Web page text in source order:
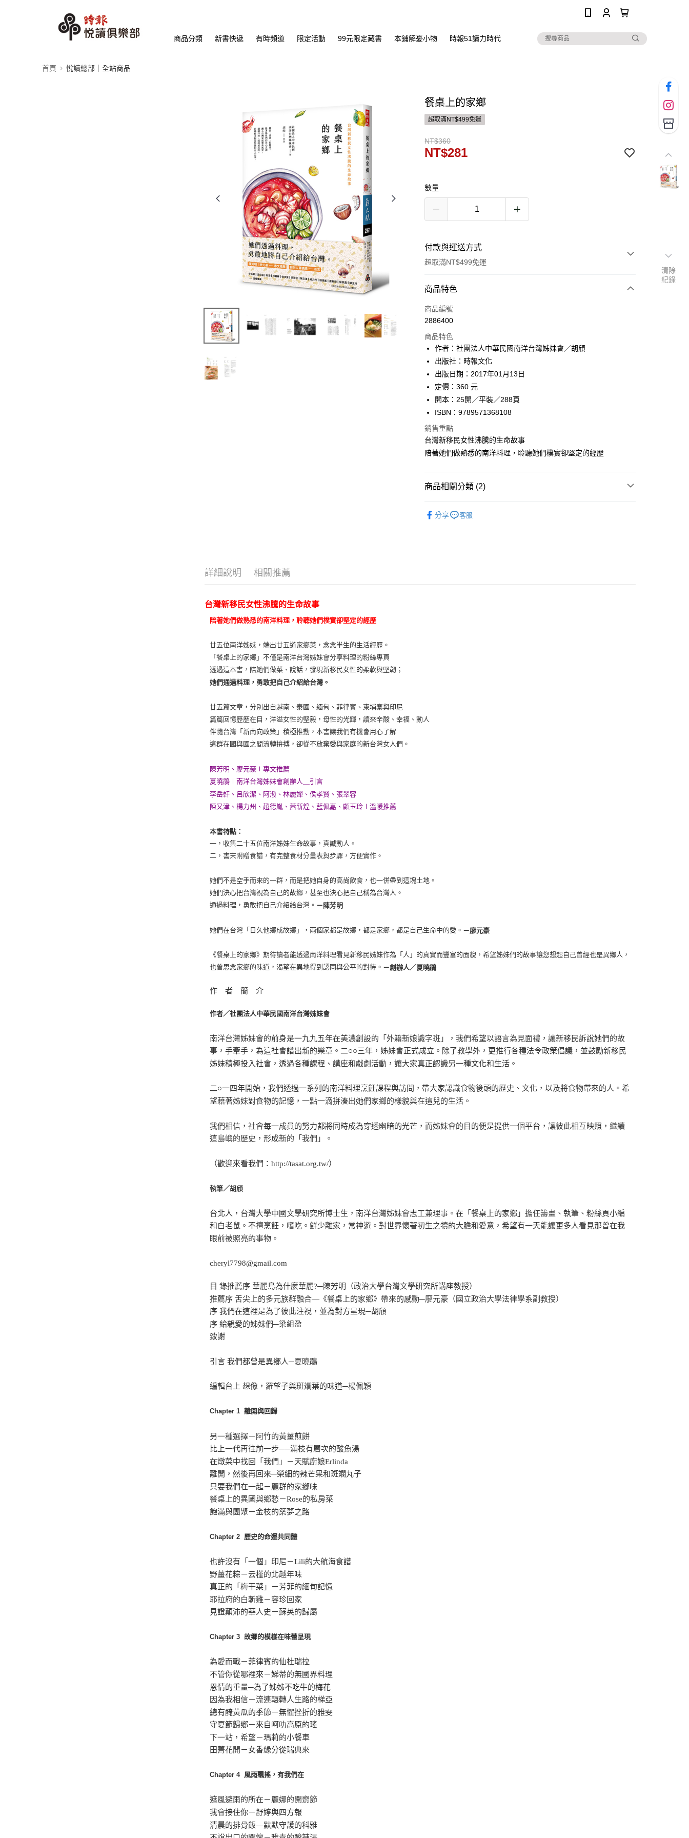
商品分類 新書快遞 有時頻道 限定活動 99元限定藏書 本鋪解憂小物 時報51讀力時代
首頁 悅讀總部｜全站商品
餐桌上的家鄉
超取滿NT$499免運
NT$360
NT$281
數量
付款與運送方式
超取滿NT$499免運
付款方式
信用卡一次付款
運送方式
付款後全家取貨
每筆NT$60，滿NT$499(含以上)免運費
付款後7-11取貨
每筆NT$60，滿NT$499(含以上)免運費
宅配
每筆NT$100，滿NT$499(含以上)免運費
商品特色
商品編號
2886400
商品特色
作者：社團法人中華民國南洋台灣姊妹會／胡頎
出版社：時報文化
出版日期：2017年01月13日
定價：360 元
開本：25開／平裝／288頁
ISBN：9789571368108
銷售重點
台灣新移民女性沸騰的生命故事
陪著她們做熟悉的南洋料理，聆聽她們樸實卻堅定的經歷
商品相關分類 (2)
分享 客服
詳細說明 相關推薦
台灣新移民女性沸騰的生命故事
陪著她們做熟悉的南洋料理，聆聽她們樸實卻堅定的經歷
廿五位南洋姊妹，端出廿五道家鄉菜，念念半生的生活經歷。
「餐桌上的家鄉」不僅是南洋台灣姊妹會分享料理的粉絲專頁
透過這本書，陪她們做菜、說話，發現新移民女性的柔軟與堅韌；
她們通過料理，勇敢把自己介紹給台灣。
廿五篇文章，分別出自越南、泰國、緬甸、菲律賓、柬埔寨與印尼
篇篇回憶歷歷在目，洋溢女性的堅毅，母性的光輝，讀來辛酸、幸福、動人
伴隨台灣「新南向政策」積極推動，本書讓我們有機會用心了解
這群在國與國之間流轉拚搏，卻從不放棄愛與家庭的新台灣女人們。
陳芳明、廖元豪∣專文推薦
夏曉鵑∣南洋台灣姊妹會創辦人＿引言
李岳軒、呂欣潔、阿潑、林麗嬋、侯孝賢、張翠容
陳又津、楊力州、趙德胤、蕭新煌、藍佩嘉、顧玉玲∣溫暖推薦
本書特點：
一，收集二十五位南洋姊妹生命故事，真誠動人。
二，書末附贈食譜，有完整食材分量表與步驟，方便實作。
她們不是空手而來的一群，而是把她自身的高尚飲食，也一併帶到這塊土地。
她們決心把台灣視為自己的故鄉，甚至也決心把自己稱為台灣人。
通過料理，勇敢把自己介紹給台灣。 －陳芳明
她們在台灣「日久他鄉成故鄉」，兩個家都是故鄉，都是家鄉，都是自己生命中的愛。 －廖元豪
《餐桌上的家鄉》期待讀者能透過南洋料理看見新移民姊妹作為「人」的真實而豐富的面貎，希望姊妹們的故事讓您想起自己曾經也是異鄉人，
也曾思念家鄉的味道，渴望在異地得到認同與公平的對待。 －創辦人／夏曉鵑
作 者 簡 介
作者／社團法人中華民國南洋台灣姊妹會
南洋台灣姊妹會的前身是一九九五年在美濃創設的「外籍新娘識字班」，我們希望以語言為見面禮，讓新移民訴說她們的故
事，手牽手，為這社會譜出新的樂章。二○○三年，姊妹會正式成立。除了教學外，更推行各種法令政策倡議，並鼓勵新移民
姊妹積極投入社會，透過各種課程、講座和戲劇活動，讓大家真正認識另一種文化和生活。
二○一四年開始，我們透過一系列的南洋料理烹飪課程與訪問，帶大家認識食物後頭的歷史、文化，以及將食物帶來的人。希
望藉著姊妹對食物的記憶，一點一滴拼湊出她們家鄉的樣貌與在這兒的生活。
我們相信，社會每一成員的努力都將同時成為穿透幽暗的光芒，而姊妹會的目的便是提供一個平台，讓彼此相互映照，繼續
這島嶼的歷史，形成新的「我們」。
（歡迎來看我們：http://tasat.org.tw/）
執筆／胡頎
台北人，台灣大學中國文學研究所博士生，南洋台灣姊妹會志工兼理事。在「餐桌上的家鄉」擔任籌畫、執筆、粉絲頁小編
和白老鼠。不擅烹飪，嗜吃。鮮少離家，常神遊。對世界懷著初生之犢的大膽和愛意，希望有一天能讓更多人看見那曾在我
眼前被照亮的事物。
cheryl7798@gmail.com
目 錄推薦序 華麗島為什麼華麗?─陳芳明（政治大學台灣文學研究所講座教授）
推薦序 舌尖上的多元族群融合—《餐桌上的家鄉》帶來的感動─廖元豪（國立政治大學法律學系副教授）
序 我們在這裡是為了彼此注視，並為對方呈現─胡頎
序 給親愛的姊妹們─梁組盈
致謝
引言 我們都曾是異鄉人─夏曉鵑
編輯台上 想像，羅望子與斑斕葉的味道─楊佩穎
Chapter 1 離開與回歸
另一種選擇－阿竹的黃薑煎餅
比上一代再往前一步──滿枝有層次的酸魚湯
在燉菜中找回「我們」－天賦廚娘Erlinda
離開，然後再回來─榮細的辣芒果和斑斕丸子
只要我們在一起－麗群的家鄉味
餐桌上的異國與鄉愁－Rose的私房菜
飽滿與團聚－金枝的築夢之路
Chapter 2 歷史的命運共同體
也許沒有「一個」印尼－Lili的大航海食譜
野薑花粽－云槿的北越年味
真正的「梅干菜」－芳菲的緬甸記憶
耶拉府的白斬雞－容珍回家
見證顛沛的華人史－蘇英的歸屬
Chapter 3 故鄉的模樣在味蕾呈現
為愛而戰－菲律賓的仙杜瑞拉
不管你從哪裡來－娣蒂的無國界料理
恩情的重量─為了姊姊不吃牛的梅花
因為我相信－流連輾轉人生路的梯亞
總有醃黃瓜的季節－無懼挫折的雅雯
守夏節歸鄉－來自呵叻高原的瑤
下一站，希望－瑪莉的小餐車
田菁花開－女香緣分從瑞典來
Chapter 4 風雨飄搖，有我們在
遮風避雨的所在－麗娜的開齋節
我會接住你－舒婷與四方報
清晨的排骨飯—默默守護的科雅
清除
紀錄